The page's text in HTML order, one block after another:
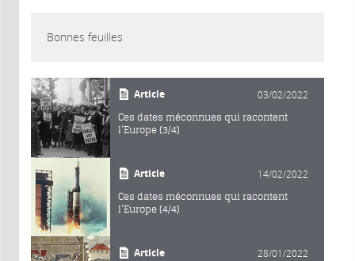
Bonnes feuilles
Article 03/02/2022
Ces dates méconnues qui racontent
l’Europe (3/4)
Article 14/02/2022
Ces dates méconnues qui racontent
l’Europe (4/4)
Article 28/01/2022